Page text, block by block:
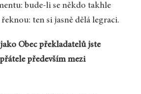
bude-li se někdo takhle
ten si jasně dělá legraci.
Obec překladatelů jste
především mezi